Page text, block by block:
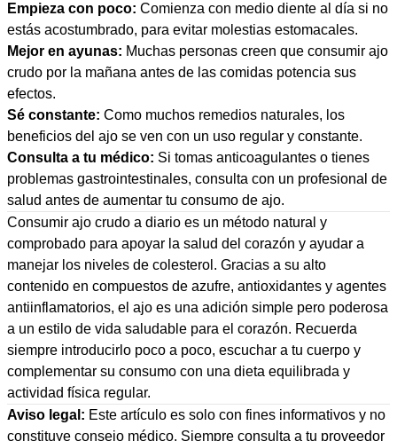
Empieza con poco: Comienza con medio diente al día si no
estás acostumbrado, para evitar molestias estomacales.
Mejor en ayunas: Muchas personas creen que consumir ajo
crudo por la mañana antes de las comidas potencia sus
efectos.
Sé constante: Como muchos remedios naturales, los
beneficios del ajo se ven con un uso regular y constante.
Consulta a tu médico: Si tomas anticoagulantes o tienes
problemas gastrointestinales, consulta con un profesional de
salud antes de aumentar tu consumo de ajo.
Consumir ajo crudo a diario es un método natural y
comprobado para apoyar la salud del corazón y ayudar a
manejar los niveles de colesterol. Gracias a su alto
contenido en compuestos de azufre, antioxidantes y agentes
antiinflamatorios, el ajo es una adición simple pero poderosa
a un estilo de vida saludable para el corazón. Recuerda
siempre introducirlo poco a poco, escuchar a tu cuerpo y
complementar su consumo con una dieta equilibrada y
actividad física regular.
Aviso legal: Este artículo es solo con fines informativos y no
constituye consejo médico. Siempre consulta a tu proveedor